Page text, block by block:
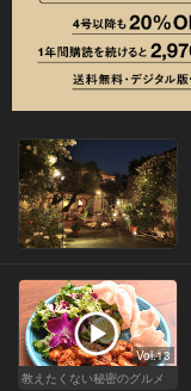
Vol.13
教えたくない秘密のグルメ